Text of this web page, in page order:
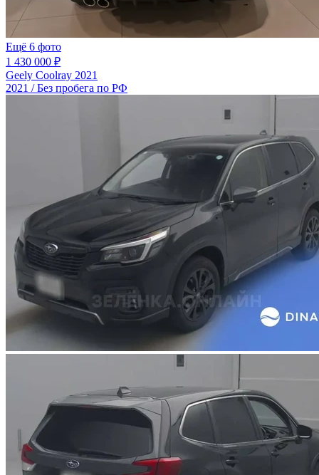
Ещё 6 фото
1 430 000 ₽
Geely Coolray 2021
2021 / Без пробега по РФ